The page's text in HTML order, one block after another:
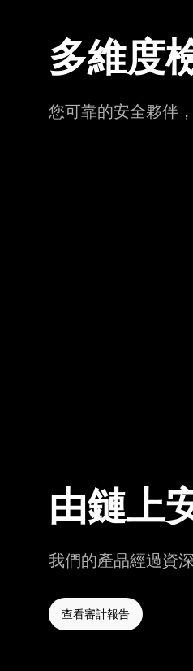
多維度
您可靠的安全夥伴
由鏈上
我們的產品經過資
查看審計報告